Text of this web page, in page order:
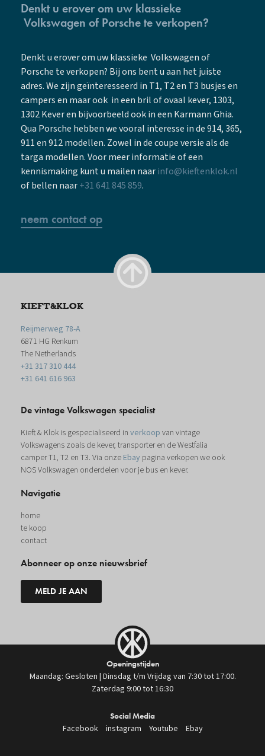
Denkt u erover om uw klassieke
Volkswagen of Porsche te verkopen?
Denkt u erover om uw klassieke Volkswagen of
Porsche te verkopen? Bij ons bent u aan het juiste
adres. We zijn geïnteresseerd in T1, T2 en T3 busjes en
campers en maar ook in een bril of ovaal kever, 1303,
1302 Kever en bijvoorbeeld ook in een Karmann Ghia.
Qua Porsche hebben we vooral interesse in de 914, 365,
911 en 912 modellen. Zowel in de coupe versie als de
targa modellen. Voor meer informatie of een
kennismaking kunt u mailen naarinfo@kieftenklok.nl
of bellen naar+31 641 845 859.
neem contact op
KIEFT&KLOK
Reijmerweg 78-A
6871 HG Renkum
The Netherlands
+31 317 310 444
+31 641 616 963
De vintage Volkswagen specialist
Kieft & Klok is gespecialiseerd in verkoop van vintage
Volkswagens zoals de kever, transporter en de Westfalia
camper T1, T2 en T3. Via onze Ebay pagina verkopen we ook
NOS Volkswagen onderdelen voor je bus en kever.
Navigatie
home
te koop
contact
Abonneer op onze nieuwsbrief
MELD JE AAN
Openingstijden
Maandag: Gesloten | Dinsdag t/m Vrijdag van 7:30 tot 17:00.
Zaterdag 9:00 tot 16:30
Social Media
Facebook instagram Youtube Ebay